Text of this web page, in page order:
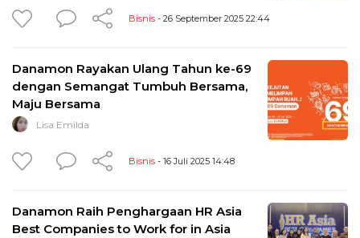
Bisnis - 26 September 2025 22:44
Danamon Rayakan Ulang Tahun ke-69
dengan Semangat Tumbuh Bersama,
Maju Bersama
Lisa Emilda
Bisnis - 16 Juli 2025 14:48
Danamon Raih Penghargaan HR Asia
Best Companies to Work for in Asia